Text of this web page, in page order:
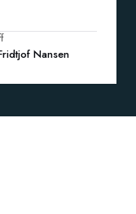
Nansen